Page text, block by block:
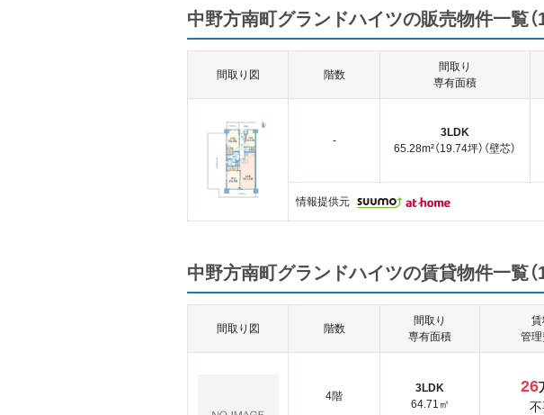
中野方南町グランドハイツの販売物件一覧（1
間取り図 階数
間取り
専有面積
-
3LDK
65.28m²（19.74坪）（壁芯）
情報提供元
中野方南町グランドハイツの賃貸物件一覧（1
間取り図 階数
間取り
専有面積
管
4階
3LDK
64.71㎡
26